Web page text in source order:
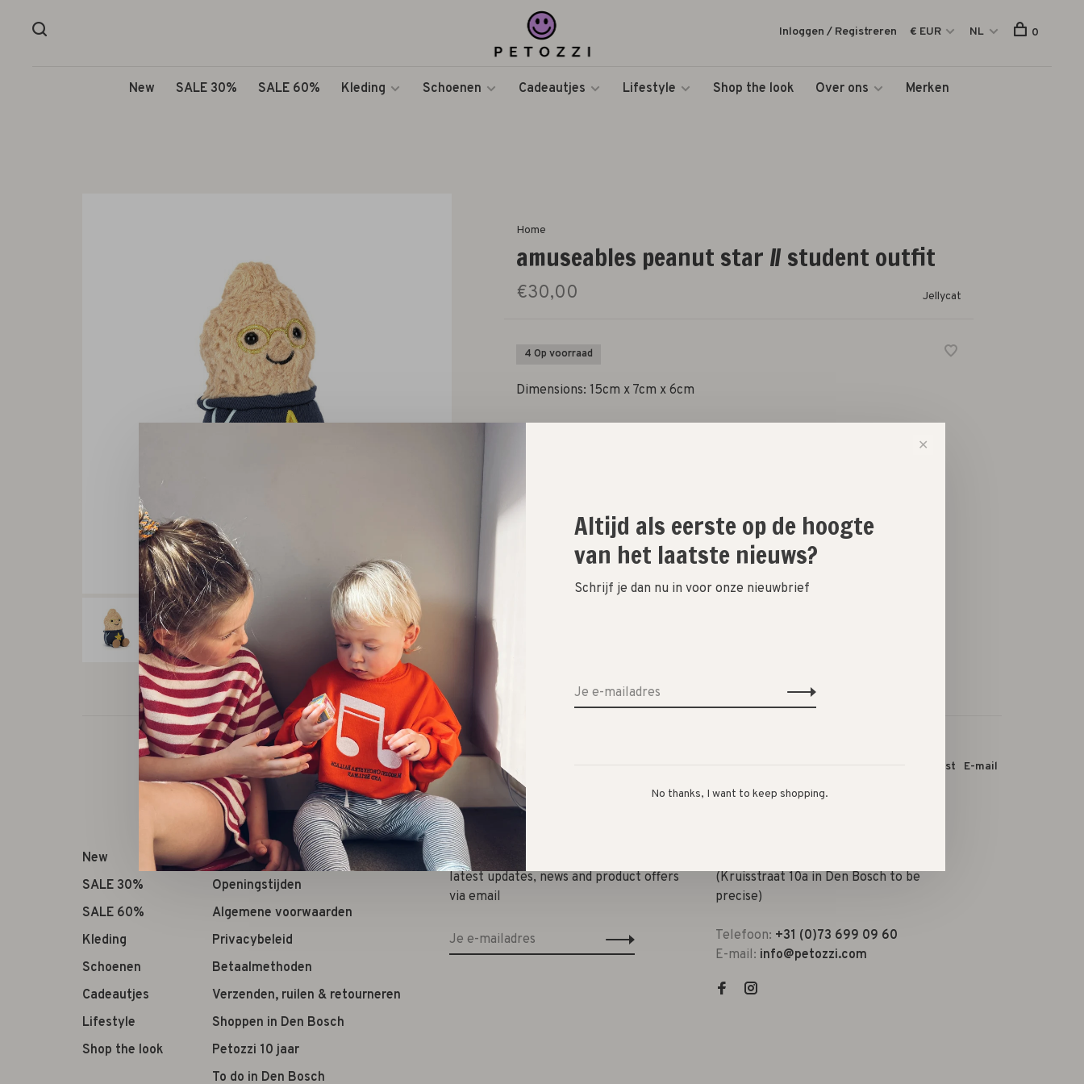
New SALE 30% SALE 60% Kleding Schoenen Cadeautjes Lifestyle Shop the look Over ons Merken
Inloggen / Registreren € EUR NL 0
Home
amuseables peanut star // student outfit
€30,00 Jellycat
4 Op voorraad
Dimensions: 15cm x 7cm x 6cm
Toevoegen aan winkelwagen
Pinterest E-mail
New
SALE 30%
SALE 60%
Kleding
Schoenen
Cadeautjes
Lifestyle
Shop the look
Over ons
Openingstijden
Algemene voorwaarden
Privacybeleid
Betaalmethoden
Verzenden, ruilen & retourneren
Shoppen in Den Bosch
Petozzi 10 jaar
To do in Den Bosch
Sign up for our newsletter and get the
latest updates, news and product offers
via email
(Kruisstraat 10a in Den Bosch to be
precise)
Telefoon: +31 (0)73 699 09 60
E-mail: info@petozzi.com
✕
Altijd als eerste op de hoogte
van het laatste nieuws?
Schrijf je dan nu in voor onze nieuwbrief
No thanks, I want to keep shopping.